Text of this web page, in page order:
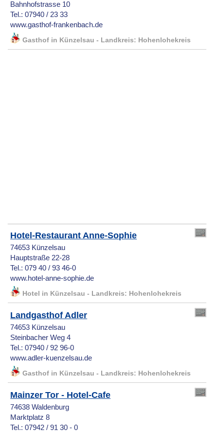
Bahnhofstrasse 10
Tel.: 07940 / 23 33
www.gasthof-frankenbach.de
Gasthof in Künzelsau - Landkreis: Hohenlohekreis
Hotel-Restaurant Anne-Sophie
74653 Künzelsau
Hauptstraße 22-28
Tel.: 079 40 / 93 46-0
www.hotel-anne-sophie.de
Hotel in Künzelsau - Landkreis: Hohenlohekreis
Landgasthof Adler
74653 Künzelsau
Steinbacher Weg 4
Tel.: 07940 / 92 96-0
www.adler-kuenzelsau.de
Gasthof in Künzelsau - Landkreis: Hohenlohekreis
Mainzer Tor - Hotel-Cafe
74638 Waldenburg
Marktplatz 8
Tel.: 07942 / 91 30 - 0